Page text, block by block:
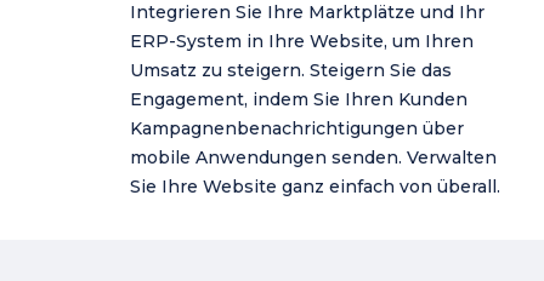
Integrieren Sie Ihre Marktplätze und Ihr
ERP-System in Ihre Website, um Ihren
Umsatz zu steigern. Steigern Sie das
Engagement, indem Sie Ihren Kunden
Kampagnenbenachrichtigungen über
mobile Anwendungen senden. Verwalten
Sie Ihre Website ganz einfach von überall.